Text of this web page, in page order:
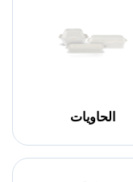
الحاويات